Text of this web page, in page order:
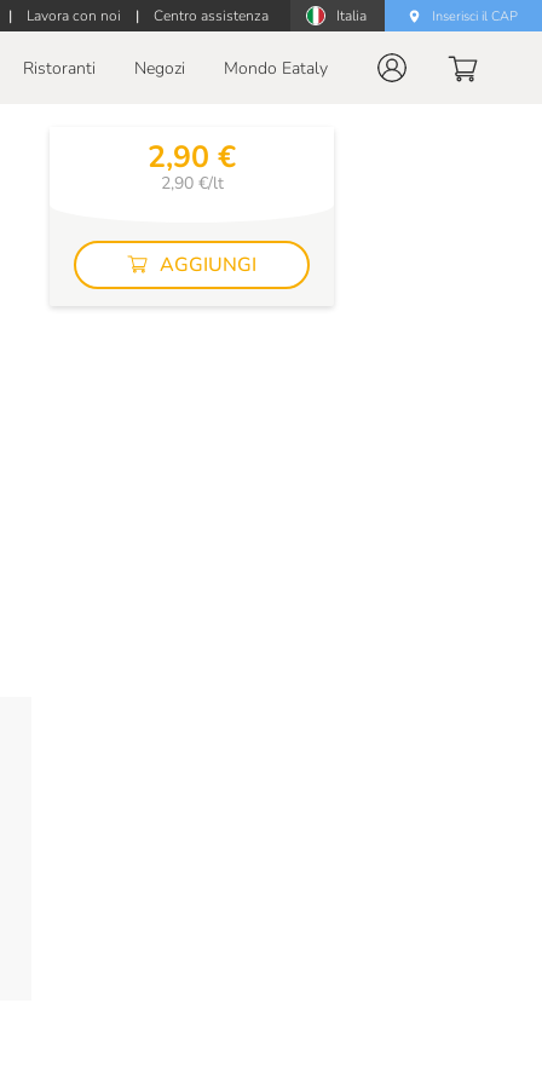
| Lavora con noi | Centro assistenza Italia Inserisci il CAP
Ristoranti Negozi Mondo Eataly
2,90 €
2,90 €/lt
AGGIUNGI